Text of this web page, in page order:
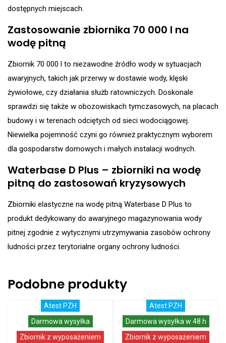
dostępnych miejscach.
Zastosowanie zbiornika 70 000 l na
wodę pitną
Zbiornik 70 000 l to niezawodne źródło wody w sytuacjach
awaryjnych, takich jak przerwy w dostawie wody, klęski
żywiołowe, czy działania służb ratowniczych. Doskonale
sprawdzi się także w obozowiskach tymczasowych, na placach
budowy i w terenach odciętych od sieci wodociągowej.
Niewielka pojemność czyni go również praktycznym wyborem
dla gospodarstw domowych i małych instalacji wodnych.
Waterbase D Plus – zbiorniki na wodę
pitną do zastosowań kryzysowych
Zbiorniki elastyczne na wodę pitną Waterbase D Plus to
produkt dedykowany do awaryjnego magazynowania wody
pitnej zgodnie z wytycznymi utrzymywania zasobów ochrony
ludności przez terytorialne organy ochrony ludności.
Podobne produkty
Atest PZH
Darmowa wysyłka
Zbiornik z wyposażeniem
Atest PZH
Darmowa wysyłka w 48 h
Zbiornik z wyposażeniem